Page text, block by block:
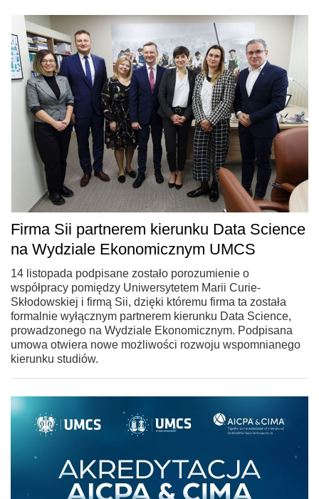
Firma Sii partnerem kierunku Data Science
na Wydziale Ekonomicznym UMCS
14 listopada podpisane zostało porozumienie o
współpracy pomiędzy Uniwersytetem Marii Curie-
Skłodowskiej i firmą Sii, dzięki któremu firma ta została
formalnie wyłącznym partnerem kierunku Data Science,
prowadzonego na Wydziale Ekonomicznym. Podpisana
umowa otwiera nowe możliwości rozwoju wspomnianego
kierunku studiów.